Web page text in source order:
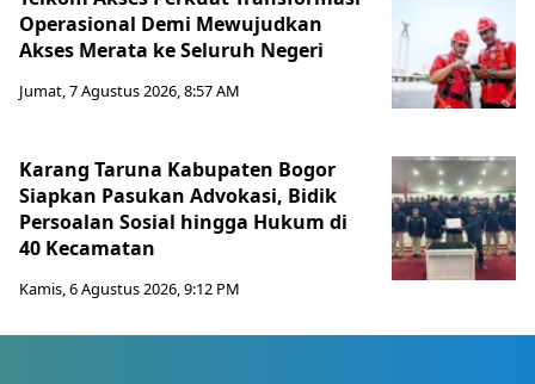
Operasional Demi Mewujudkan
Akses Merata ke Seluruh Negeri
Jumat, 7 Agustus 2026, 8:57 AM
Karang Taruna Kabupaten Bogor
Siapkan Pasukan Advokasi, Bidik
Persoalan Sosial hingga Hukum di
40 Kecamatan
Kamis, 6 Agustus 2026, 9:12 PM